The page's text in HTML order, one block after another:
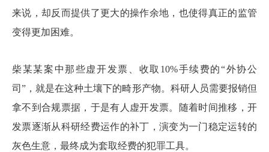
来说，却反而提供了更大的操作余地，也使得真正的监管
变得更加困难。
柴某某案中那些虚开发票、收取10%手续费的“外协公
司”，就是在这种土壤下的畸形产物。科研人员需要报销但
拿不到合规票据，于是有人虚开发票。随着时间推移，开
发票逐渐从科研经费运作的补丁，演变为一门稳定运转的
灰色生意，最终成为套取经费的犯罪工具。